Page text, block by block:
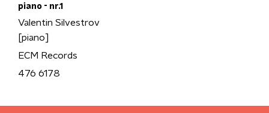
piano - nr.1
Valentin Silvestrov
[piano]
ECM Records
476 6178